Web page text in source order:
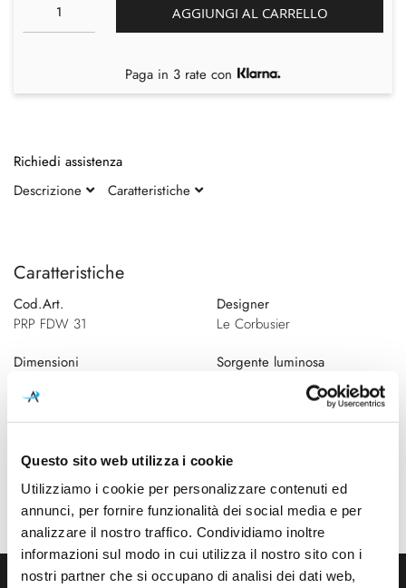
Questo sito web utilizza i cookie
Utilizziamo i cookie per personalizzare contenuti ed
annunci, per fornire funzionalità dei social media e per
analizzare il nostro traffico. Condividiamo inoltre
informazioni sul modo in cui utilizza il nostro sito con i
nostri partner che si occupano di analisi dei dati web,
fine
galleria
di
della
di
immagini
Caratteristiche
Cod.Art.
PRP FDW 31
Designer
Le Corbusier
Dimensioni
Sorgente luminosa
Potenza e attacco
Lampadina
Dimmerabile
A++, A+, A
AGGIUNGI AL CARRELLO
Paga in 3 rate con
Richiedi assistenza
Descrizione
Caratteristiche